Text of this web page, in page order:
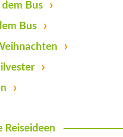
Bus
Bus
Reiseideen